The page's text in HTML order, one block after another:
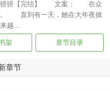
陈骄骄【完结】 文案： 在众
。 直到有一天，她在大年夜掀
越...
架 章节目录
章节